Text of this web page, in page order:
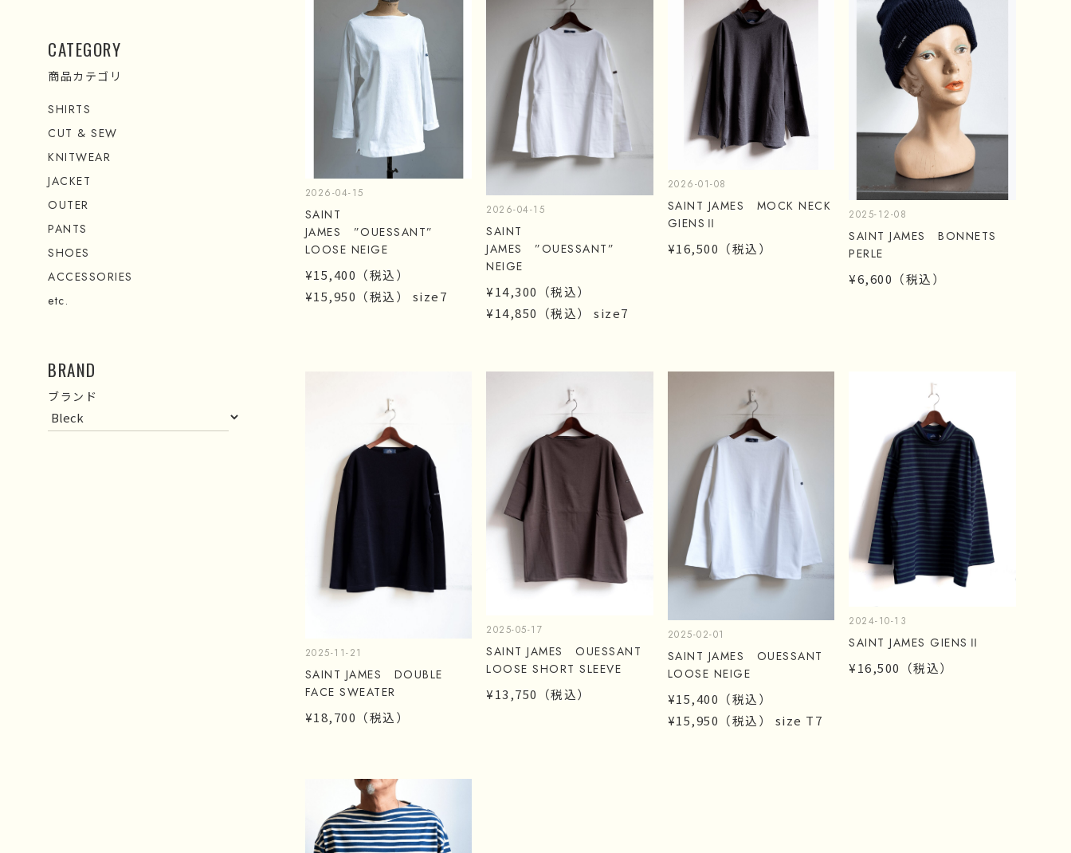
2026-04-15
SAINT
JAMES ”OUESSANT”
LOOSE NEIGE
¥15,400 （税込）
¥15,950 （税込） size7
2026-04-15
SAINT
JAMES ”OUESSANT”
NEIGE
¥14,300
（税込）
¥14,850
（税込） size7
2026-01-08
SAINT JAMES MOCK NECK
GIENSⅡ
¥16,500 （税込）
2025-12-08
SAINT JAMES BONNETS
PERLE
¥6,600 （税込）
2025-11-21
SAINT JAMES DOUBLE
FACE SWEATER
¥18,700 （税込）
2025-05-17
SAINT JAMES OUESSANT
LOOSE SHORT SLEEVE
¥13,750 （税込）
2025-02-01
SAINT JAMES OUESSANT
LOOSE NEIGE
¥15,400 （税込）
¥15,950 （税込） size T7
2024-10-13
SAINT JAMES GIENSⅡ
¥16,500 （税込）
CATEGORY
商品カテゴリ
SHIRTS
CUT & SEW
KNITWEAR
JACKET
OUTER
PANTS
SHOES
ACCESSORIES
etc.
BRAND
ブランド